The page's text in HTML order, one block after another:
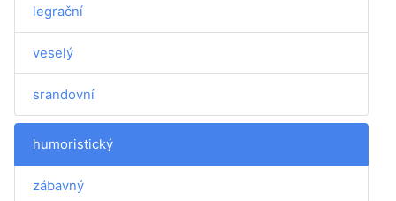
legrační
veselý
srandovní
humoristický
zábavný